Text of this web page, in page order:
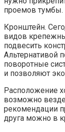
проемов тумбы.
Кронштейн.
видов
подвесить
Альтернативой
поворотные
и позволяют
Расположение
возможно
рекомендации
друга можно в